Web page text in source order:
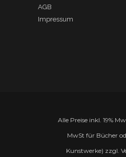
AGB
Impressum
Alle Preise inkl. 19%
MwSt für Bücher
Kunstwerke) zzgl.